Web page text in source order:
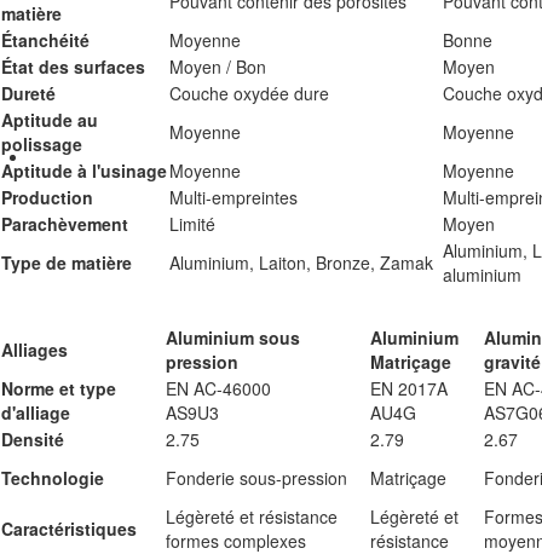
matière
Étanchéité
Moyenne
Bonne
État des surfaces
Moyen / Bon
Moyen
Dureté
Couche oxydée dure
Couche
Aptitude au
polissage
Moyenne
Moyenne
Aptitude à l'usinageMoyenne
Moyenne
Production
Multi-empreintes
Multi-
Parachèvement
Limité
Moyen
Type de matière
Aluminium, Laiton, Bronze, Zamak Aluminium,
aluminium
Alliages
Aluminium sous
pression
Aluminium
Matriçage
gravité
Norme et type
d'alliage
EN AC-46000
AS9U3
EN 2017A
AU4G
EN
Densité
2.75 2.79
2.67
Technologie
Fonderie sous-pression Matriçage
Caractéristiques
Légèreté et résistance
formes complexes
Légèreté et
résistance